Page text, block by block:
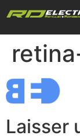
Laisser